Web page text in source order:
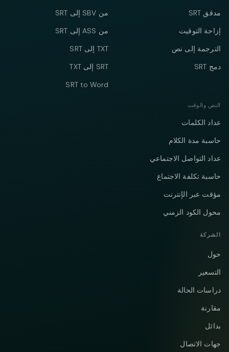
مدقق SRT
إزاحة التوقيت
الترجمة إلى نص
دمج SRT
من SBV إلى SRT
من ASS إلى SRT
TXT إلى SRT
SRT إلى TXT
SRT to Word
النص والوقت
عداد الكلمات
حاسبة مدة الكلام
عداد التواصل الاجتماعي
حاسبة تكلفة الاجتماع
مؤقت عبر الإنترنت
محول الكود الزمني
الشركة
حول
التسعير
دراسات الحالة
مقارنة
بدائل
جهات الاتصال